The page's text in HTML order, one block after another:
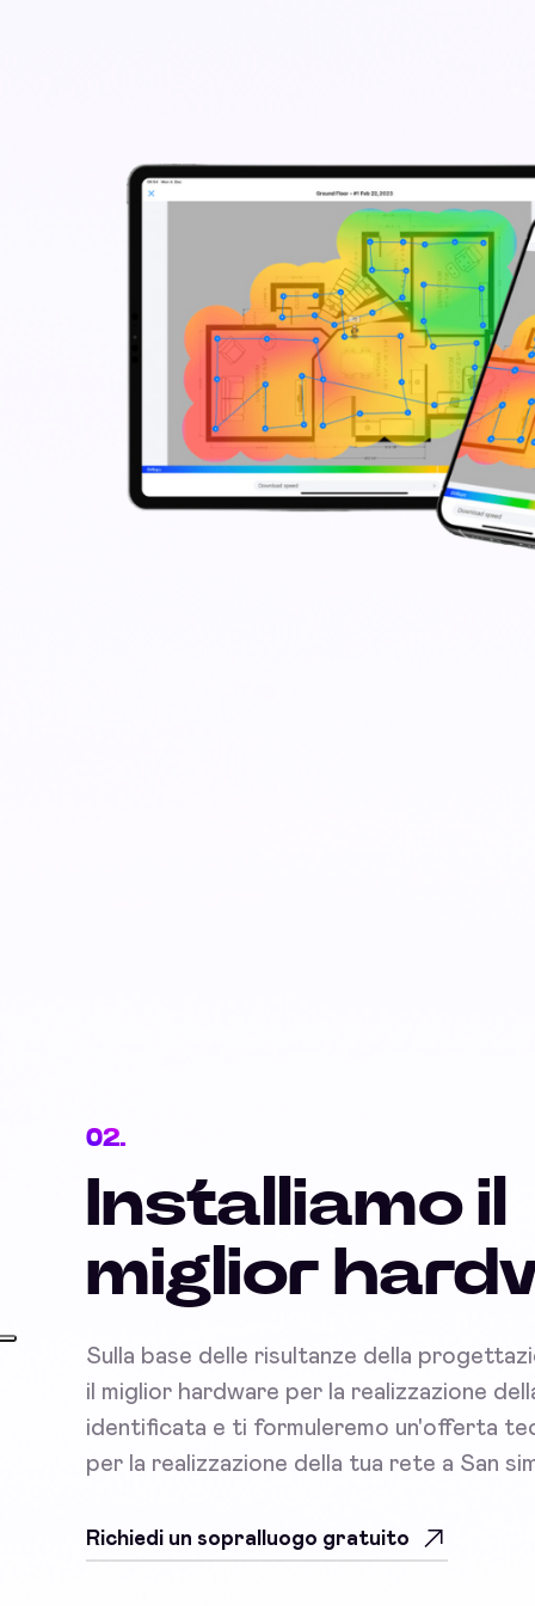
02.
Installiamo il
miglior
Sulla base delle risultanze della
il miglior hardware per la realizzazione
identificata e ti formuleremo un'offerta
per la realizzazione della tua rete a San
Richiedi un sopralluogo gratuito